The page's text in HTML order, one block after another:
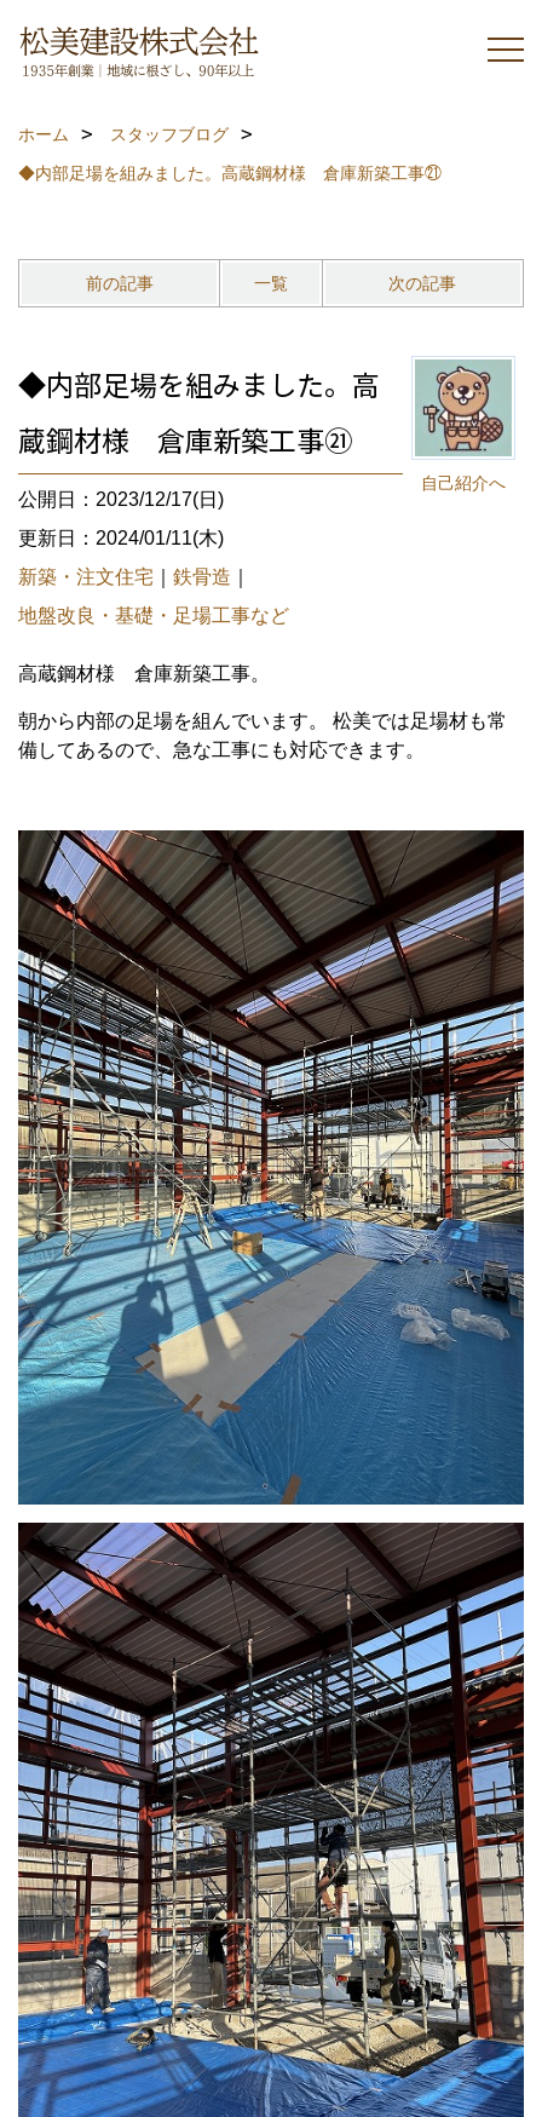
ホーム
スタッフブログ
◆内部足場を組みました。高蔵鋼材様 倉庫新築工事㉑
前の記事 一覧 次の記事
自己紹介へ
◆内部足場を組みました。高
蔵鋼材様 倉庫新築工事㉑
公開日：2023/12/17(日)
更新日：2024/01/11(木)
新築・注文住宅
鉄骨造
地盤改良・基礎・足場工事など
高蔵鋼材様 倉庫新築工事。
朝から内部の足場を組んでいます。 松美では足場材も常
備してあるので、急な工事にも対応できます。